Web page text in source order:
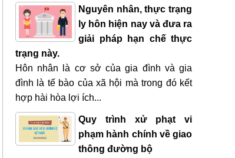
Nguyên nhân, thực trạng
ly hôn hiện nay và đưa ra
giải pháp hạn chế thực
trạng này.
Hôn nhân là cơ sở của gia đình và gia
đình là tế bào của xã hội mà trong đó kết
hợp hài hòa lợi ích...
Quy trình xử phạt vi
phạm hành chính về giao
thông đường bộ